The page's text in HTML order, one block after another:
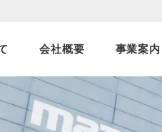
会社概要 事業案内